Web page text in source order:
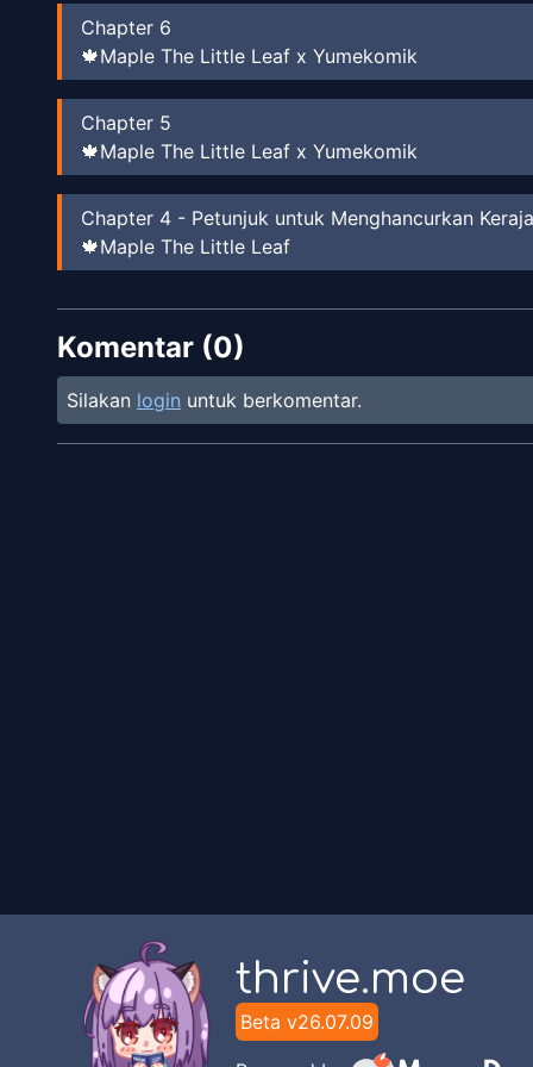
Chapter 6
🍁Maple The Little Leaf x Yumekomik
Chapter 5
🍁Maple The Little Leaf x Yumekomik
Chapter 4 - Petunjuk untuk Menghancurkan
🍁Maple The Little Leaf
Chapter3-Catatan Sejarah Terbentuknya
Yumekomik
Chapter2-Bayi Yang Menyembunyikan Niat
Yumekomik
Komentar (0)
Silakan login untuk berkomentar.
thrive.moe
Beta v26.07.09